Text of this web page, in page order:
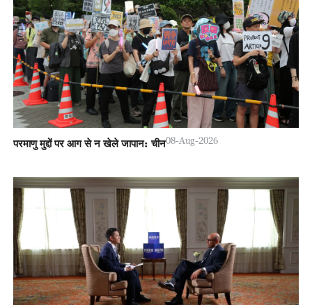
परमाणु मुद्दों पर आग से न खेले जापान: चीन08-Aug-2026